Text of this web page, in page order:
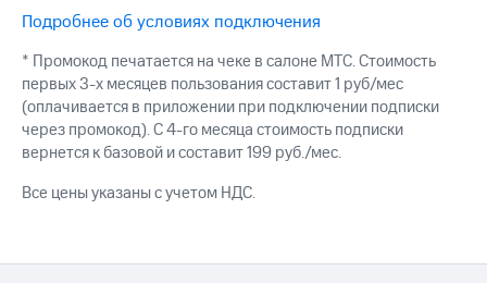
SIM-
Перейти
на
eSIM
Для дома
Спутниковое ТВ
Выберите
с выгодным
Личный
кабинет
спутникового
ТВ
Скачать
приложение
Мой
МТС
Premium
на гигабайты
Подробнее об условиях подключения
* Промокод печатается на чеке в салоне МТС. Стоимость
первых 3-х месяцев пользования составит 1 руб/мес
(оплачивается в приложении при подключении подписки
через промокод). С 4-го месяца стоимость подписки
вернется к базовой и составит 199 руб./мес.
Все цены указаны с учетом НДС.